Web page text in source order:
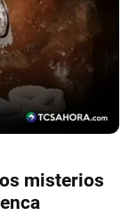
misterios